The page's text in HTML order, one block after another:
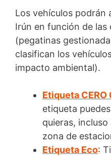
Los vehículos podrán
Irún en función de
(pegatinas
clasifican los
impacto ambiental).
Etiqueta
etiqueta
quieras,
zona de
Etiqueta Eco: